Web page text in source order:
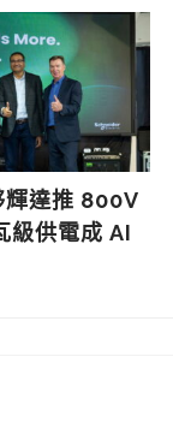
輝達推 800V
級供電成 AI